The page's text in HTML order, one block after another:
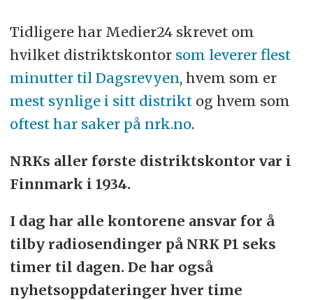
Tidligere har Medier24 skrevet om
hvilket distriktskontor som leverer flest
minutter til Dagsrevyen, hvem som er
mest synlige i sitt distrikt og hvem som
oftest har saker på nrk.no.
NRKs aller første distriktskontor var i
Finnmark i 1934.
I dag har alle kontorene ansvar for å
tilby radiosendinger på NRK P1 seks
timer til dagen. De har også
nyhetsoppdateringer hver time